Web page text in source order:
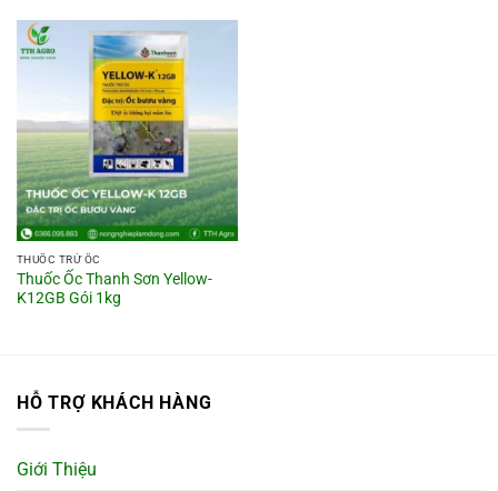
THUỐC TRỪ ỐC
Thuốc Ốc Thanh Sơn Yellow-
K12GB Gói 1kg
HỖ TRỢ KHÁCH HÀNG
Giới Thiệu